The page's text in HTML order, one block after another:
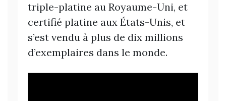
triple-platine au Royaume-Uni, et
certifié platine aux États-Unis, et
s’est vendu à plus de dix millions
d’exemplaires dans le monde.